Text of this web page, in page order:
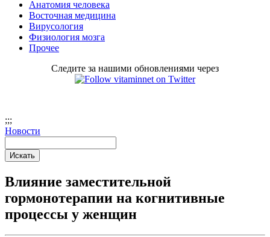
Aнатомия человека
Восточная медицина
Вирусология
Физиология мозга
Прочее
Следите за нашими обновлениями через
;;;
Новости
Влияние заместительной
гормонотерапии на когнитивные
процессы у женщин